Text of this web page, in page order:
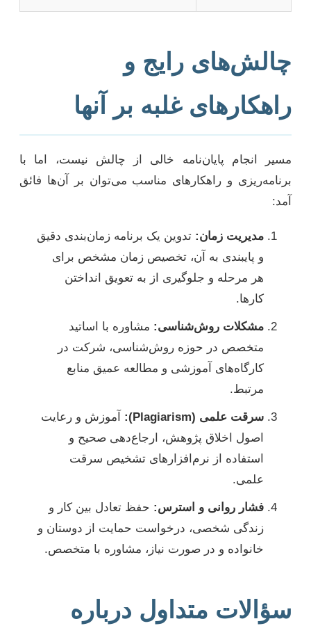
چالش‌های رایج و
راهکارهای غلبه بر آنها
مسیر انجام پایان‌نامه خالی از چالش نیست، اما با
برنامه‌ریزی و راهکارهای مناسب می‌توان بر آن‌ها فائق
آمد:
مدیریت زمان: تدوین یک برنامه زمان‌بندی دقیق
و پایبندی به آن، تخصیص زمان مشخص برای
هر مرحله و جلوگیری از به تعویق انداختن
کارها.
مشکلات روش‌شناسی: مشاوره با اساتید
متخصص در حوزه روش‌شناسی، شرکت در
کارگاه‌های آموزشی و مطالعه عمیق منابع
مرتبط.
سرقت علمی (Plagiarism):
آموزش و رعایت
اصول اخلاق پژوهش، ارجاع‌دهی صحیح و
استفاده از نرم‌افزارهای تشخیص سرقت
علمی.
فشار روانی و استرس: حفظ تعادل بین کار و
زندگی شخصی، درخواست حمایت از دوستان و
خانواده و در صورت نیاز، مشاوره با متخصص.
سؤالات متداول درباره